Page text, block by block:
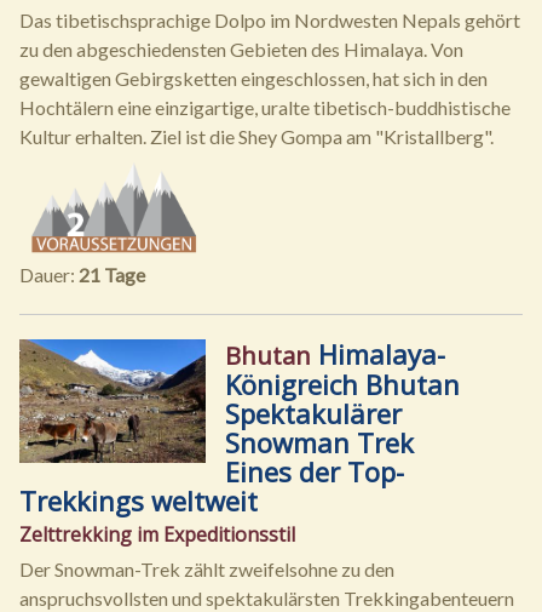
Das tibetischsprachige Dolpo im Nordwesten Nepals gehört
zu den abgeschiedensten Gebieten des Himalaya. Von
gewaltigen Gebirgsketten eingeschlossen, hat sich in den
Hochtälern eine einzigartige, uralte tibetisch-buddhistische
Kultur erhalten. Ziel ist die Shey Gompa am "Kristallberg".
Dauer: 21 Tage
Bhutan Himalaya-
Königreich Bhutan
Spektakulärer
Snowman Trek
Eines der Top-
Trekkings weltweit
Zelttrekking im Expeditionsstil
Der Snowman-Trek zählt zweifelsohne zu den
anspruchsvollsten und spektakulärsten Trekkingabenteuern